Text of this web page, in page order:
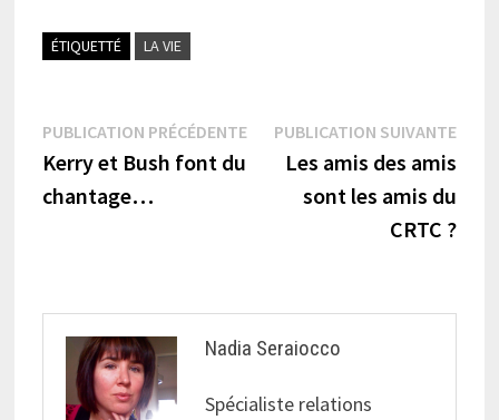
ÉTIQUETTÉ LA VIE
Navigation
de
l’article
PUBLICATION PRÉCÉDENTEPublication
précédente :
Kerry et Bush font du
chantage…
PUBLICATION SUIVANTE
Les amis des amis
sont les amis du
CRTC ?
Nadia Seraiocco
Spécialiste relations